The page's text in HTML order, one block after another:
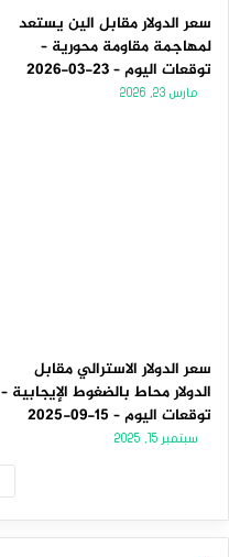
سعر الدولار مقابل الين يستعد
لمهاجمة مقاومة محورية –
توقعات اليوم – 23-03-2026
مارس 23, 2026
سعر الدولار الاسترالي مقابل
الدولار محاط بالضغوط الإيجابية –
توقعات اليوم – 15-09-2025
سبتمبر 15, 2025